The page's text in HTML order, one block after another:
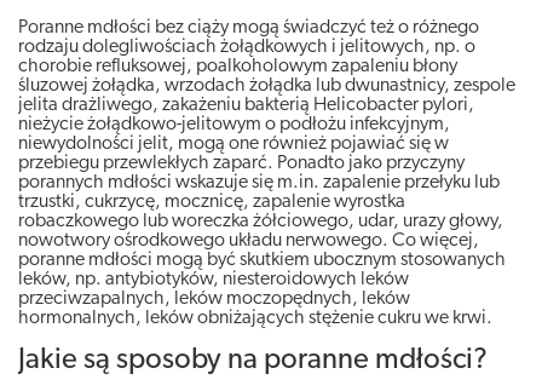
Poranne mdłości bez ciąży mogą świadczyć też o różnego
rodzaju dolegliwościach żołądkowych i jelitowych, np. o
chorobie refluksowej, poalkoholowym zapaleniu błony
śluzowej żołądka, wrzodach żołądka lub dwunastnicy, zespole
jelita drażliwego, zakażeniu bakterią Helicobacter pylori,
nieżycie żołądkowo-jelitowym o podłożu infekcyjnym,
niewydolności jelit, mogą one również pojawiać się w
przebiegu przewlekłych zaparć. Ponadto jako przyczyny
porannych mdłości wskazuje się m.in. zapalenie przełyku lub
trzustki, cukrzycę, mocznicę, zapalenie wyrostka
robaczkowego lub woreczka żółciowego, udar, urazy głowy,
nowotwory ośrodkowego układu nerwowego. Co więcej,
poranne mdłości mogą być skutkiem ubocznym stosowanych
leków, np. antybiotyków, niesteroidowych leków
przeciwzapalnych, leków moczopędnych, leków
hormonalnych, leków obniżających stężenie cukru we krwi.
Jakie są sposoby na poranne mdłości?